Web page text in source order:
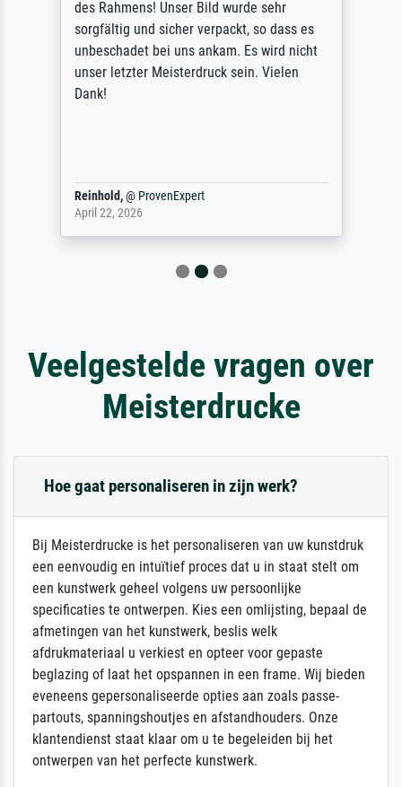
des Rahmens! Unser Bild wurde sehr
sorgfältig und sicher verpackt, so dass es
unbeschadet bei uns ankam. Es wird nicht
unser letzter Meisterdruck sein. Vielen
Dank!
Reinhold,@ ProvenExpert
April 22, 2026
Veelgestelde vragen over
Meisterdrucke
Hoe gaat personaliseren in zijn werk?
Bij Meisterdrucke is het personaliseren van uw kunstdruk
een eenvoudig en intuïtief proces dat u in staat stelt om
een kunstwerk geheel volgens uw persoonlijke
specificaties te ontwerpen. Kies een omlijsting, bepaal de
afmetingen van het kunstwerk, beslis welk
afdrukmateriaal u verkiest en opteer voor gepaste
beglazing of laat het opspannen in een frame. Wij bieden
eveneens gepersonaliseerde opties aan zoals passe-
partouts, spanningshoutjes en afstandhouders. Onze
klantendienst staat klaar om u te begeleiden bij het
ontwerpen van het perfecte kunstwerk.